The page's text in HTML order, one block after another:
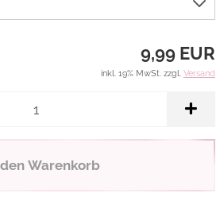
9,99 EUR
inkl. 19% MwSt. zzgl. Versand
Warenkorb